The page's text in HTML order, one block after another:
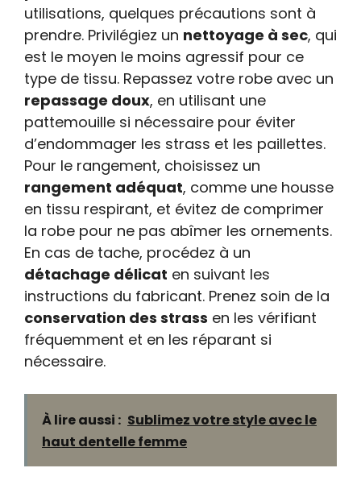
utilisations, quelques précautions sont à
prendre. Privilégiez un nettoyage à sec, qui
est le moyen le moins agressif pour ce
type de tissu. Repassez votre robe avec un
repassage doux, en utilisant une
pattemouille si nécessaire pour éviter
d’endommager les strass et les paillettes.
Pour le rangement, choisissez un
rangement adéquat, comme une housse
en tissu respirant, et évitez de comprimer
la robe pour ne pas abîmer les ornements.
En cas de tache, procédez à un
détachage délicat en suivant les
instructions du fabricant. Prenez soin de la
conservation des strass en les vérifiant
fréquemment et en les réparant si
nécessaire.
À lire aussi : Sublimez votre style avec le
haut dentelle femme